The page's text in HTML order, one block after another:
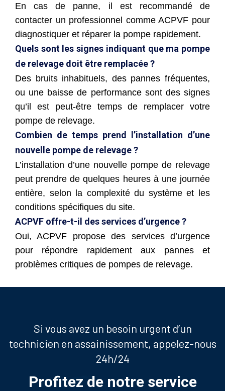
En cas de panne, il est recommandé de
contacter un professionnel comme ACPVF pour
diagnostiquer et réparer la pompe rapidement.
Quels sont les signes indiquant que ma pompe
de relevage doit être remplacée ?
Des bruits inhabituels, des pannes fréquentes,
ou une baisse de performance sont des signes
qu’il est peut-être temps de remplacer votre
pompe de relevage.
Combien de temps prend l’installation d’une
nouvelle pompe de relevage ?
L’installation d’une nouvelle pompe de relevage
peut prendre de quelques heures à une journée
entière, selon la complexité du système et les
conditions spécifiques du site.
ACPVF offre-t-il des services d’urgence ?
Oui, ACPVF propose des services d’urgence
pour répondre rapidement aux pannes et
problèmes critiques de pompes de relevage.
Si vous avez un besoin urgent d’un
technicien en assainissement, appelez-nous
24h/24
Profitez de notre service